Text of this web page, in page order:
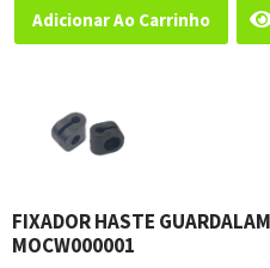
Adicionar Ao Carrinho
FIXADOR HASTE
MOCW000001